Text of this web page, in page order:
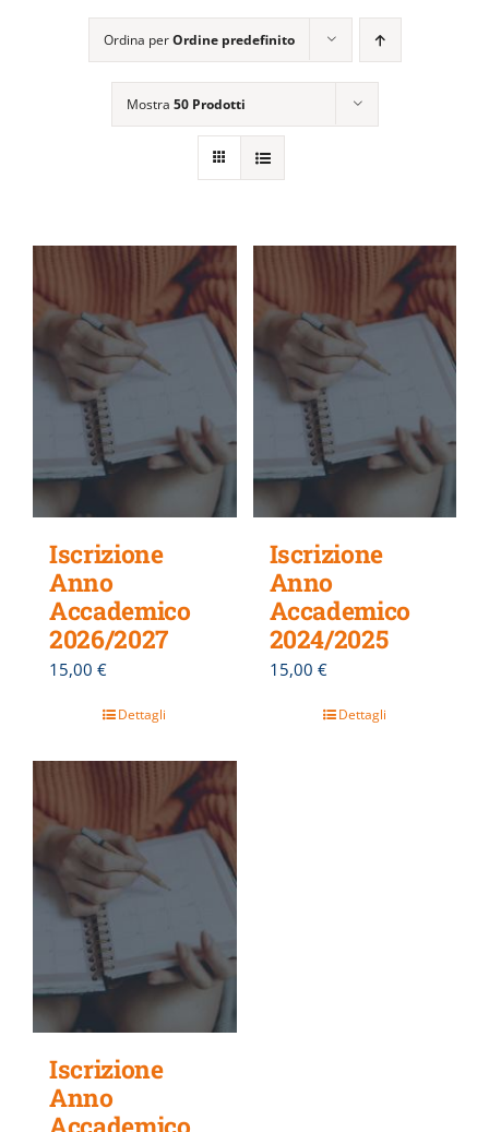
ATTIVITÀ EDITORIALE
Ordina perOrdine predefinito
Mostra 50 Prodotti
Iscrizione
Anno
Accademico
2026/2027
15,00 €
Dettagli
Iscrizione
Anno
Accademico
2024/2025
15,00 €
Dettagli
Iscrizione
Anno
Accademico